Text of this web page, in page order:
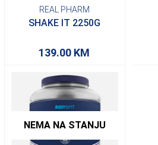
REAL PHARM
SHAKE IT 2250G
139.00 KM
NEMA NA STANJU